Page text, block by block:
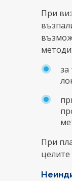
При
методи:
за
При
целите